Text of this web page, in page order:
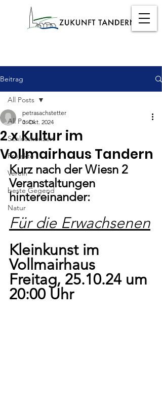
Beitrag
All Posts
Schlosskonzert
Projekte
Verein
beste Gegend
Natur
All Posts
2 x Kultur im
Vollmairhaus Tandern
petrasachstetter
3. Okt. 2024
Kurz nach der Wiesn 2
Veranstaltungen
hintereinander:
Für die Erwachsenen
Kleinkunst im
Vollmairhaus
Freitag, 25.10.24 um
20:00 Uhr